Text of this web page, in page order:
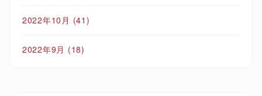
2022年10月 (41)
2022年9月 (18)